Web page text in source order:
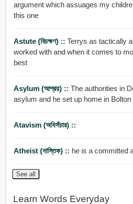
argument which assuages my
this one
Astute (বিচক্ষণ) :: Terrys as tactically
worked with and when it comes to
best
Asylum (আশ্রয়) :: The authorities in
asylum and he set up home in Bolton
Atavism (অধিসঁচার) ::
Atheist (নাস্তিক) :: he is a committed
See all
Learn Words Everyday